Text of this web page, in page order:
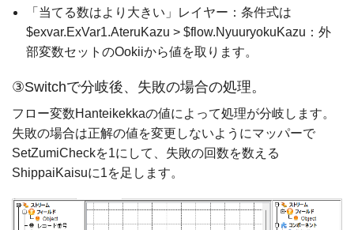
「当てる数はより大きい」レイヤー：条件式は
$exvar.ExVar1.AteruKazu > $flow.NyuuryokuKazu：外
部変数セットのOokiiから値を取ります。
③Switchで分岐後、失敗の場合の処理。
フロー変数Hanteikekkaの値によって処理が分岐します。
失敗の場合は正解の値を変更しないようにマッパーで
SetZumiCheckを1にして、失敗の回数を数える
ShippaiKaisuに1を足します。